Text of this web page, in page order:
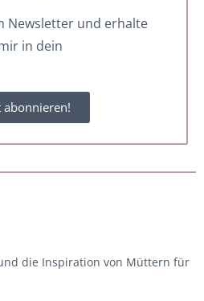
Newsletter und erhalte
in dein
abonnieren!
die Inspiration von Müttern für